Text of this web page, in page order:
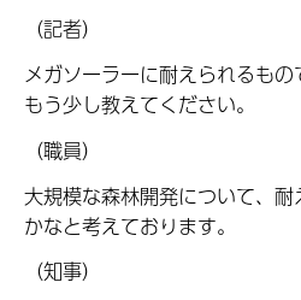
（記者）
メガソーラーに耐えられるも
もう少し教えてください。
（職員）
大規模な森林開発について、
かなと考えております。
（知事）